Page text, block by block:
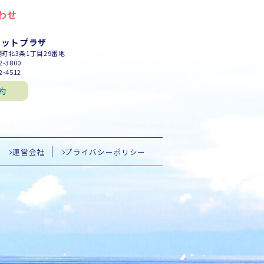
せ
トプラザ
北3条1丁目29番地
3800
4512
運営会社 プライバシーポリシー